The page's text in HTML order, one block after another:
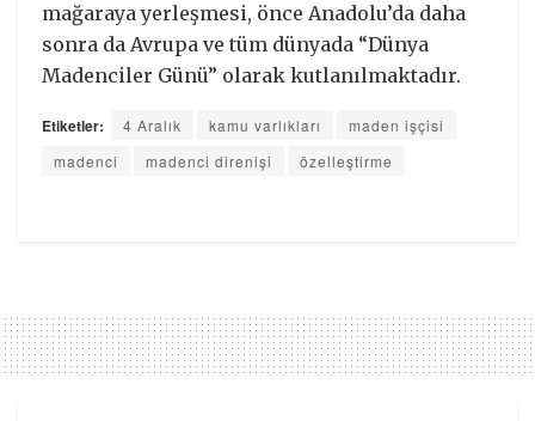
mağaraya yerleşmesi, önce Anadolu’da daha
sonra da Avrupa ve tüm dünyada “Dünya
Madenciler Günü” olarak kutlanılmaktadır.
Etiketler: 4 Aralık kamu varlıkları
maden işçisi
madenci
madenci direnişi özelleştirme